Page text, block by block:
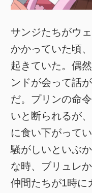
サンジたちがウ
かかっていた頃
起きていた。偶
ンドが会って話
だ。プリンの命
いと断られるが
に食い下がって
騒がしいといぶ
な時、ブリュレ
仲間たちが1時に